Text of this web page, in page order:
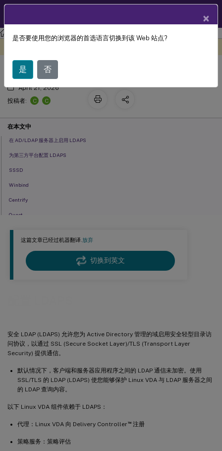
Linux 虚拟投递代理 Linux Virtual Delivery Agent 2107
这篇文章已经过机器翻译.放弃
切换到英文
安全 LDAP (LDAPS) 允许您为 Active Directory 管理的域启用安全轻型目录访
问协议，以通过 SSL (Secure Socket Layer)/TLS (Transport Layer
Security) 提供通信。
默认情况下，客户端和服务器应用程序之间的 LDAP 通信未加密。使用
SSL/TLS 的 LDAP (LDAPS) 使您能够保护 Linux VDA 与 LDAP 服务器之间
的 LDAP 查询内容。
以下 Linux VDA 组件依赖于 LDAPS：
代理：Linux VDA 向 Delivery Controller™注册
策略服务：策略评估
配置 LDAPS
April 21, 2026
投稿者:
C C
在本文中
在 AD/LDAP 服务器上启用 LDAPS
为第三方平台配置 LDAPS
SSSD
Winbind
Centrify
Quest
故障排除
×
是否要使用您的浏览器的首选语言切换到该 Web 站点?
是 否